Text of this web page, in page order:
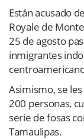
Están acusado
Royale de
25 de agosto
inmigrantes
Asimismo, se
200 personas,
serie de fosas
Tamaulipas.